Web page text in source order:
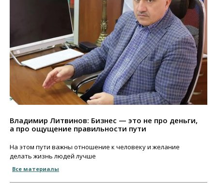
Владимир Литвинов: Бизнес — это не про деньги,
а про ощущение правильности пути
На этом пути важны отношение к человеку и желание
делать жизнь людей лучше
Все материалы